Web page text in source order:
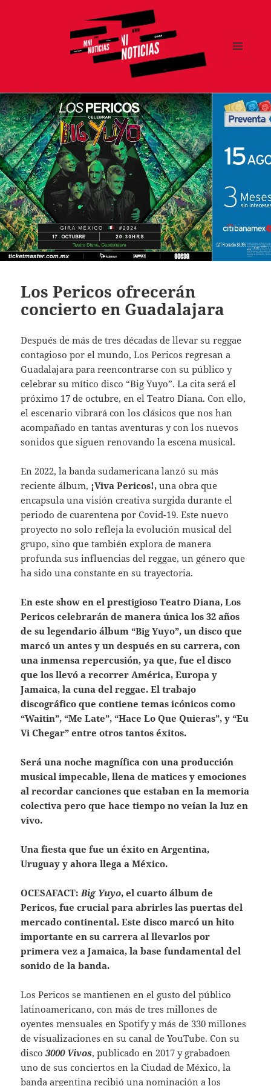
Los Pericos ofrecerán
concierto en Guadalajara
Después de más de tres décadas de llevar su reggae
contagioso por el mundo, Los Pericos regresan a
Guadalajara para reencontrarse con su público y
celebrar su mítico disco “Big Yuyo”. La cita será el
próximo 17 de octubre, en el Teatro Diana. Con ello,
el escenario vibrará con los clásicos que nos han
acompañado en tantas aventuras y con los nuevos
sonidos que siguen renovando la escena musical.
En 2022, la banda sudamericana lanzó su más
reciente álbum, ¡Viva Pericos!, una obra que
encapsula una visión creativa surgida durante el
periodo de cuarentena por Covid-19. Este nuevo
proyecto no solo refleja la evolución musical del
grupo, sino que también explora de manera
profunda sus influencias del reggae, un género que
ha sido una constante en su trayectoria.
En este show en el prestigioso Teatro Diana, Los
Pericos celebrarán de manera única los 32 años
de su legendario álbum “Big Yuyo”, un disco que
marcó un antes y un después en su carrera, con
una inmensa repercusión, ya que, fue el disco
que los llevó a recorrer América, Europa y
Jamaica, la cuna del reggae. El trabajo
discográfico que contiene temas icónicos como
“Waitin”, “Me Late”, “Hace Lo Que Quieras”, y “Eu
Vi Chegar” entre otros tantos éxitos.
Será una noche magnífica con una producción
musical impecable, llena de matices y emociones
al recordar canciones que estaban en la memoria
colectiva pero que hace tiempo no veían la luz en
vivo.
Una fiesta que fue un éxito en Argentina,
Uruguay y ahora llega a México.
OCESAFACT: Big Yuyo, el cuarto álbum de
Pericos, fue crucial para abrirles las puertas del
mercado continental. Este disco marcó un hito
importante en su carrera al llevarlos por
primera vez a Jamaica, la base fundamental del
sonido de la banda.
Los Pericos se mantienen en el gusto del público
latinoamericano, con más de tres millones de
oyentes mensuales en Spotify y más de 330 millones
de visualizaciones en su canal de YouTube. Con su
disco3000 Vivos, publicado en 2017 y grabadoen
uno de sus conciertos en la Ciudad de México, la
banda argentina recibió una nominación a los